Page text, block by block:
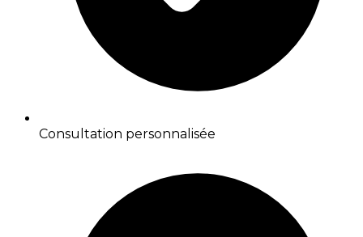
Consultation personnalisée